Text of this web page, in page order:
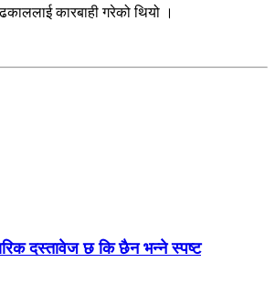
कारबाही गरेको थियो ।
दस्तावेज छ कि छैन भन्ने स्पष्ट